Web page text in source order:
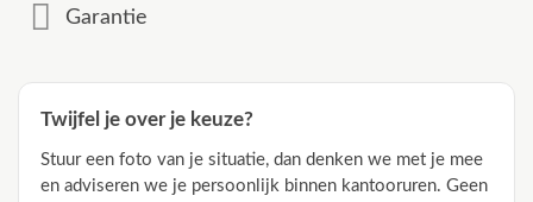
Garantie
Twijfel je over je keuze?
Stuur een foto van je situatie, dan denken we met je mee
en adviseren we je persoonlijk binnen kantooruren. Geen